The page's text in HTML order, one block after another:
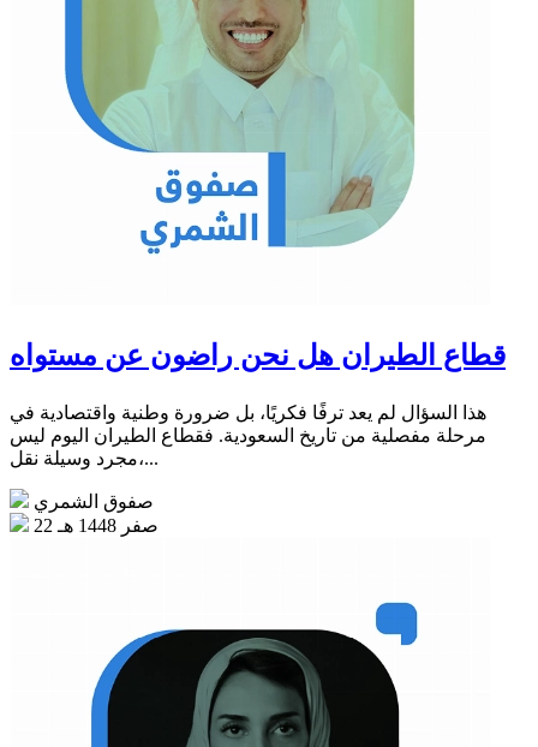
قطاع الطيران هل نحن راضون عن مستواه
هذا السؤال لم يعد ترفًا فكريًا، بل ضرورة وطنية واقتصادية في
مرحلة مفصلية من تاريخ السعودية. فقطاع الطيران اليوم ليس
مجرد وسيلة نقل،...
صفوق الشمري
22 صفر 1448 هـ